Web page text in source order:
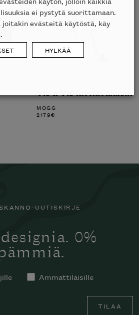
Vis a Vis lattiavalaisin
MOGG
2179€
UUTISKIRJE
0%
Ammattilaisille
TILAA
ei pystytä suorittamaan.
joitakin evästeitä käytöstä, käy
HYLKÄÄ